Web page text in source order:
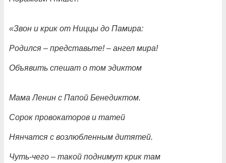
«Звон и крик от Ниццы до Памира:
Родился – представьте! – ангел мира!
Объявить спешат о том эдиктом
Мама Ленин с Папой Бенедиктом.
Сорок провокаторов и татей
Нянчатся с возлюбленным дитятей.
Чуть-чего – такой поднимут крик там